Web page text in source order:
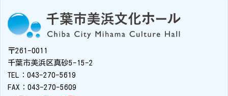
〒261-0011
千葉市美浜区真砂5-15-2
TEL：043-270-5619
FAX：043-270-5609